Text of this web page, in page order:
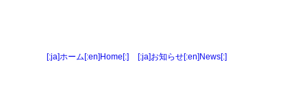
[:ja]ホーム[:en]Home[:] [:ja]お知らせ[:en]News[:]